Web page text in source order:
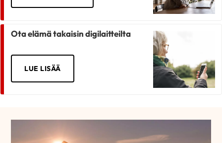
Ota elämä takaisin digilaitteilta
LUE LISÄÄ